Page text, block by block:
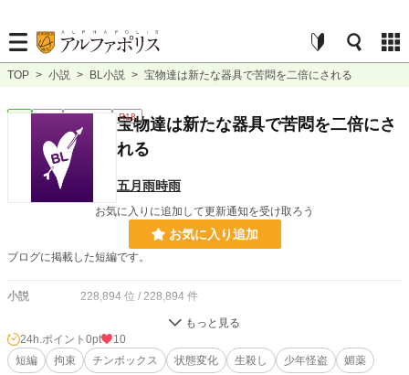
TOP > 小説 > BL小説 > 宝物達は新たな器具で苦悶を二倍にされる
完結 ｼｮｰﾄｼｮｰﾄ R18
宝物達は新たな器具で苦悶を二倍にさ
れる
五月雨時雨
お気に入りに追加して更新通知を受け取ろう
お気に入り追加
ブログに掲載した短編です。
小説 228,894 位 / 228,894 件
31,450 位 / 31,450 件
お気に入り 8
24h.ポイント 0pt
10
短編
拘束 チンボックス 状態変化 生殺し 少年怪盗 媚薬